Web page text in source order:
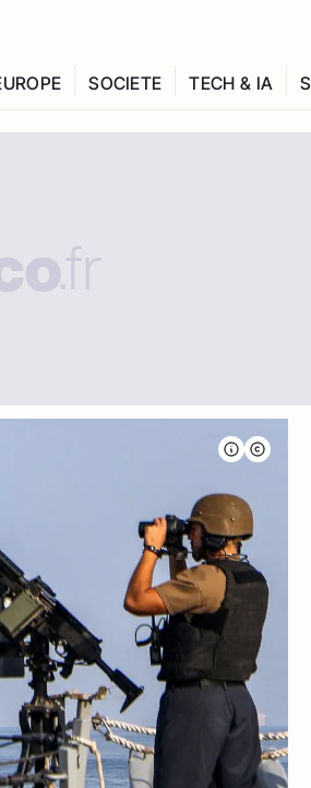
SOCIETE TECH & IA